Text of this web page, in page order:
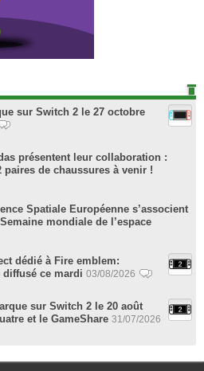
sur Switch 2 le 27 octobre
présentent leur collaboration :
paires de chaussures à venir !
Spatiale Européenne s’associent
mondiale de l’espace
dédié à Fire emblem:
diffusé ce mardi 03/08/2026
sur Switch 2 le 20 août
et le GameShare 31/07/2026